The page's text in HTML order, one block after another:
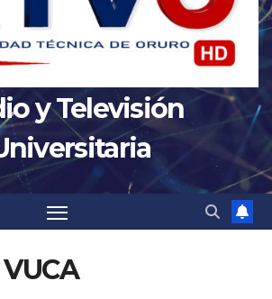
y Televisión
VUCA